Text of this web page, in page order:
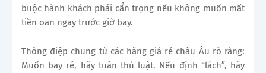
buộc hành khách phải cẩn trọng nếu không muốn mất
tiền oan ngay trước giờ bay.
Thông điệp chung từ các hãng giá rẻ châu Âu rõ ràng:
Muốn bay rẻ, hãy tuân thủ luật. Nếu định “lách”, hãy